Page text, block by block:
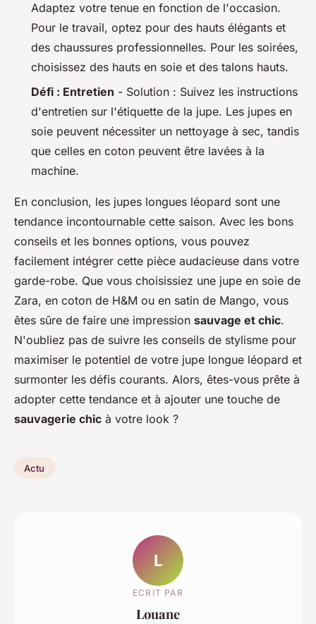
Adaptez votre tenue en fonction de l'occasion.
Pour le travail, optez pour des hauts élégants et
des chaussures professionnelles. Pour les soirées,
choisissez des hauts en soie et des talons hauts.
Défi : Entretien - Solution : Suivez les instructions
d'entretien sur l'étiquette de la jupe. Les jupes en
soie peuvent nécessiter un nettoyage à sec, tandis
que celles en coton peuvent être lavées à la
machine.
En conclusion, les jupes longues léopard sont une
tendance incontournable cette saison. Avec les bons
conseils et les bonnes options, vous pouvez
facilement intégrer cette pièce audacieuse dans votre
garde-robe. Que vous choisissiez une jupe en soie de
Zara, en coton de H&M ou en satin de Mango, vous
êtes sûre de faire une impression sauvage et chic.
N'oubliez pas de suivre les conseils de stylisme pour
maximiser le potentiel de votre jupe longue léopard et
surmonter les défis courants. Alors, êtes-vous prête à
adopter cette tendance et à ajouter une touche de
sauvagerie chic à votre look ?
Actu
L
ECRIT PAR
Louane